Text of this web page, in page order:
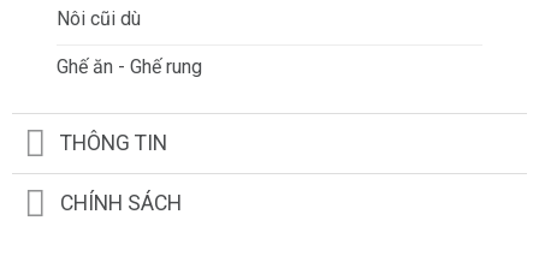
Nôi cũi dù
Ghế ăn - Ghế rung
THÔNG TIN
CHÍNH SÁCH